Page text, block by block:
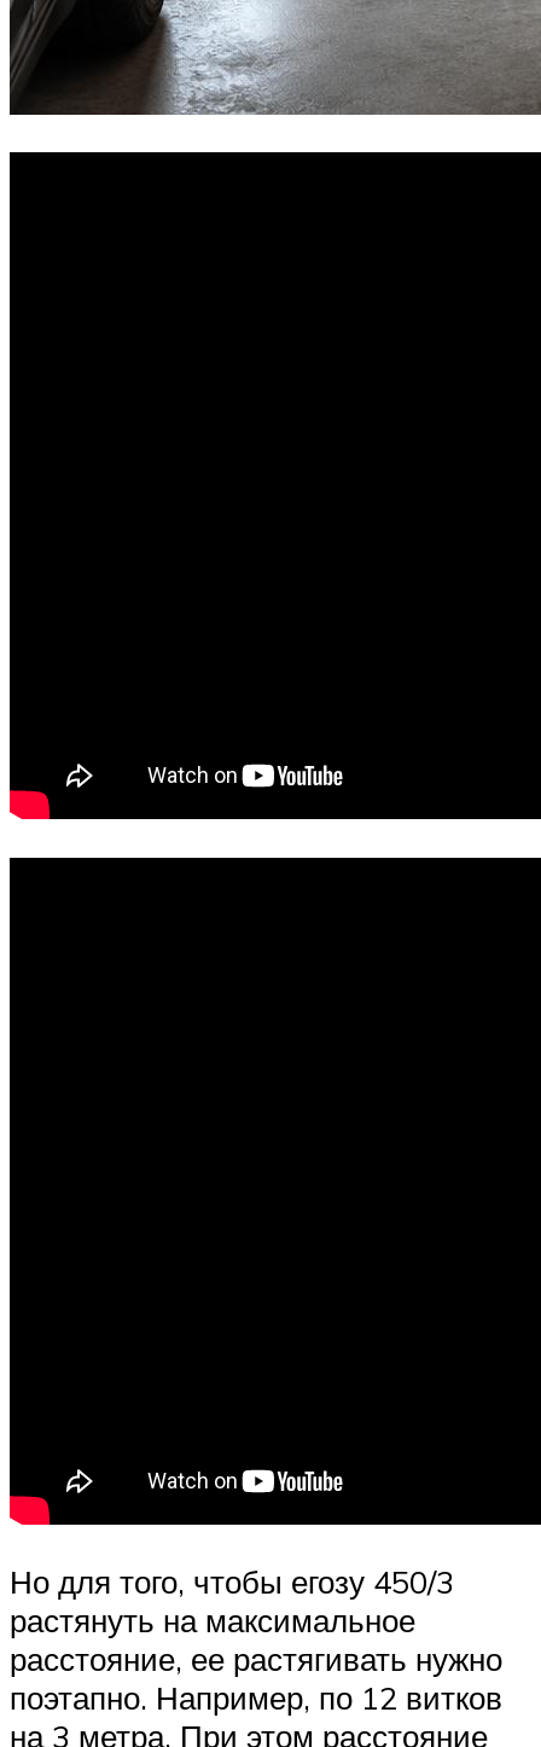
Но для того, чтобы егозу 450/3
растянуть на максимальное
расстояние, ее растягивать нужно
поэтапно. Например, по 12 витков
на 3 метра. При этом расстояние